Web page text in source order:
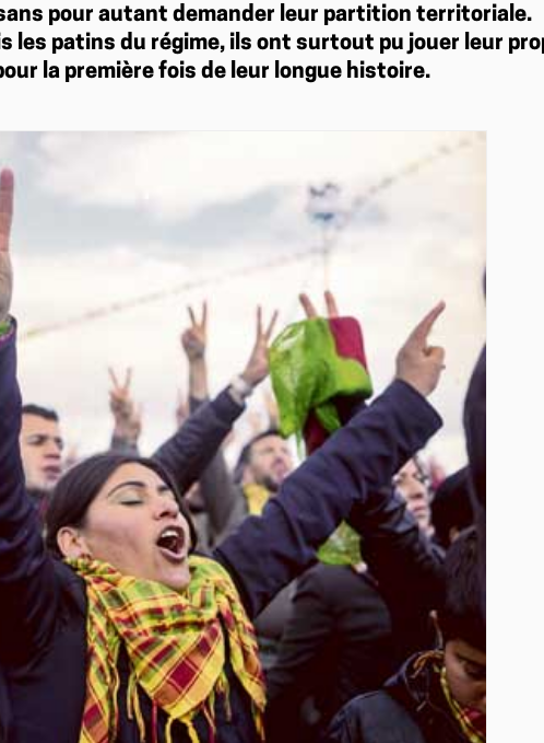
pour autant demander leur partition territoriale.
les patins du régime, ils ont surtout pu jouer leur
la première fois de leur longue histoire.